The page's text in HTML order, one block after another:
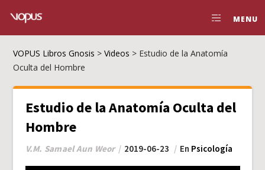
MENU
VOPUS Libros Gnosis >Videos > Estudio de la Anatomía
Oculta del Hombre
Estudio de la Anatomía Oculta del
Hombre
V.M. Samael Aun Weor 2019-06-23 En Psicología